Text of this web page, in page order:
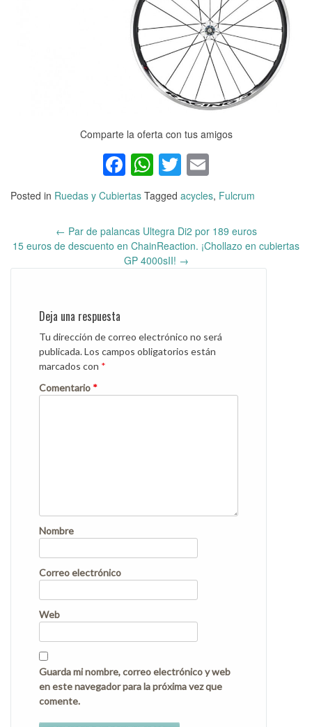
Comparte la oferta con tus amigos
Facebook
WhatsApp
Twitter
Posted in Ruedas y Cubiertas Tagged acycles, Fulcrum
Post
← Par de palancas Ultegra Di2 por 189 euros
15 euros de descuento en ChainReaction. ¡Chollazo en cubiertas
GP 4000sII! →
Deja una respuesta
Tu dirección de correo electrónico no será
publicada.Los campos obligatorios están
marcados con *
Comentario *
Nombre
Correo electrónico
Web
Guarda mi nombre, correo electrónico y web
en este navegador para la próxima vez que
comente.